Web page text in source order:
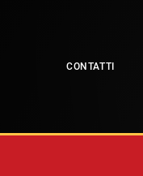
CONTATTI